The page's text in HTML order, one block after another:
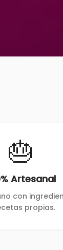
🎂
Artesanal
con
propias.